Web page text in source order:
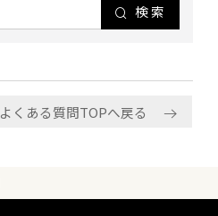
検索
よくある質問TOPへ戻る